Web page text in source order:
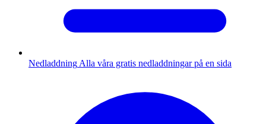
Nedladdning Alla våra gratis nedladdningar på en sida